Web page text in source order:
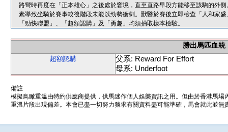
路彎時再度在「正本雄心」之後處於窘境，直至直路早段方能移至該駒的外
素導致坐騎於賽事較後階段未能以勁勢衝刺。獸醫於賽後立即檢查「人和家
「勁快聯盟」、「超額認購」及「勇趣」均須抽取樣本檢驗。
勝出馬匹血統
超額認購
父系: Reward For Effort
母系: Underfoot
備註
模擬鳥瞰重溫由特約供應商提供，供馬迷作個人娛樂資訊之用。但由於香港馬
重溫片段出現偏差。本會已盡一切努力務求有關資料盡可能準確，馬會就此並